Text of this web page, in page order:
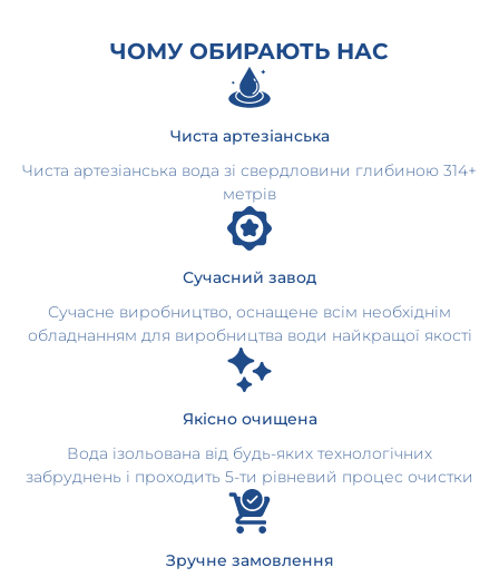
ЧОМУ ОБИРАЮТЬ НАС
Чиста артезіанська
Чиста артезіанська вода зі свердловини глибиною 314+
метрів
Сучасний завод
Сучасне виробництво, оснащене всім необхіднім
обладнанням для виробництва води найкращої якості
Якісно очищена
Вода ізольована від будь-яких технологічних
забруднень і проходить 5-ти рівневий процес очистки
Зручне замовлення